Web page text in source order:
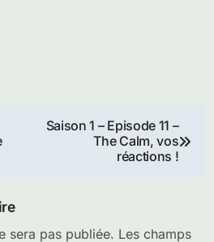
Saison 1 – Episode 11 –
The Calm, vos
réactions !
sera pas publiée. Les champs